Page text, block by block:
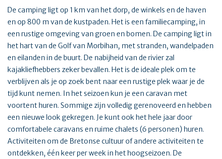
De camping ligt op 1 km van het dorp, de winkels en de haven
en op 800 m van de kustpaden. Het is een familiecamping, in
een rustige omgeving van groen en bomen. De camping ligt in
het hart van de Golf van Morbihan, met stranden, wandelpaden
en eilanden in de buurt. De nabijheid van de rivier zal
kajakliefhebbers zeker bevallen. Het is de ideale plek om te
verblijven als je op zoek bent naar een rustige plek waar je de
tijd kunt nemen. In het seizoen kun je een caravan met
voortent huren. Sommige zijn volledig gerenoveerd en hebben
een nieuwe look gekregen. Je kunt ook het hele jaar door
comfortabele caravans en ruime chalets (6 personen) huren.
Activiteiten om de Bretonse cultuur of andere activiteiten te
ontdekken, één keer per week in het hoogseizoen. De